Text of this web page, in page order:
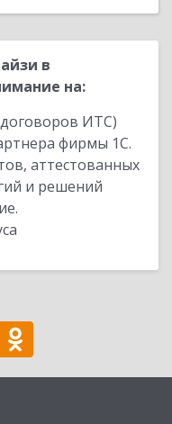
в
на:
ИТС)
фирмы 1С.
аттестованных
и решений